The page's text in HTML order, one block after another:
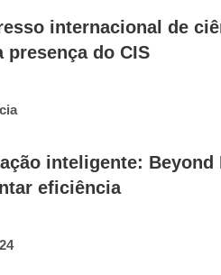
internacional de
presença do CIS
inteligente:
eficiência